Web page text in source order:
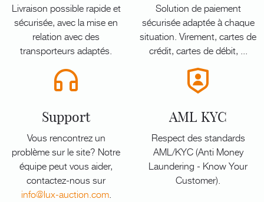
Livraison possible rapide et
sécurisée, avec la mise en
relation avec des
transporteurs adaptés.
Solution de paiement
sécurisée adaptée à chaque
situation. Virement, cartes de
crédit, cartes de débit, ...
Support
Vous rencontrez un
problème sur le site? Notre
équipe peut vous aider,
contactez-nous sur
info@lux-auction.com.
AML KYC
Respect des standards
AML/KYC (Anti Money
Laundering - Know Your
Customer).